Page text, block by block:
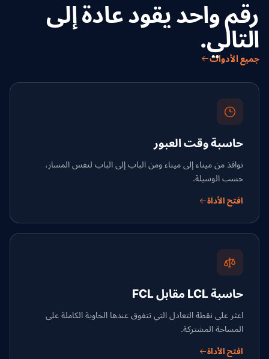
رقم واحد يقود عادة إلى
التالي.
جميع الأدوات
حاسبة وقت العبور
نوافذ من ميناء إلى ميناء ومن الباب إلى الباب لنفس المسار،
حسب الوسيلة.
افتح الأداة
حاسبة LCL مقابل FCL
اعثر على نقطة التعادل التي تتفوق عندها الحاوية الكاملة على
المساحة المشتركة.
افتح الأداة